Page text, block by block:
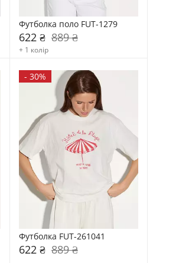
Футболка поло FUT-1279
622 ₴ 889 ₴
+ 1 колір
- 30%
Футболка FUT-261041
622 ₴ 889 ₴